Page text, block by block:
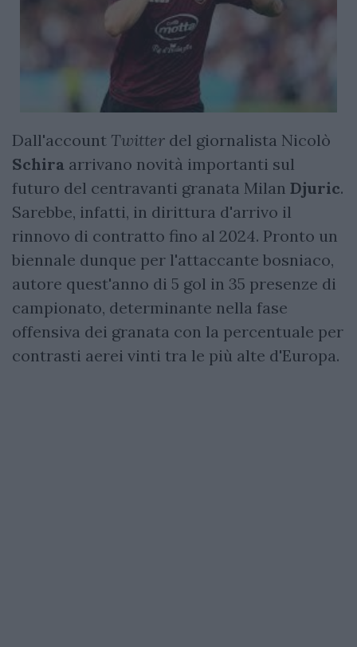
Dall'account Twitter del giornalista Nicolò
Schira arrivano novità importanti sul
futuro del centravanti granata Milan Djuric.
Sarebbe, infatti, in dirittura d'arrivo il
rinnovo di contratto fino al 2024. Pronto un
biennale dunque per l'attaccante bosniaco,
autore quest'anno di 5 gol in 35 presenze di
campionato, determinante nella fase
offensiva dei granata con la percentuale per
contrasti aerei vinti tra le più alte d'Europa.